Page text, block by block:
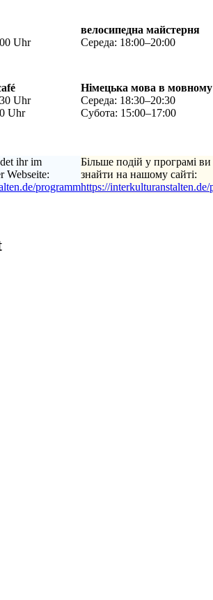
Uhr
Uhr
Uhr
ihr im
Webseite:
programm
велосипедна майстерня
Середа: 18:00–20:00
Німецька мова в
Середа: 18:30–20:30
Субота: 15:00–17:00
Більше подій у програмі
знайти на нашому сайті:
https://interkulturanstalten.de/